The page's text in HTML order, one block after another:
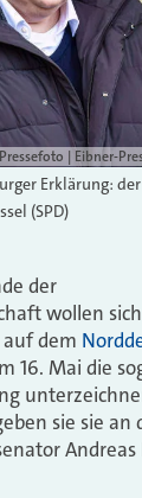
| Eibner-
Erklärung:
(SPD)
der
wollen sich
dem
16. Mai die
sie sie an
Andreas